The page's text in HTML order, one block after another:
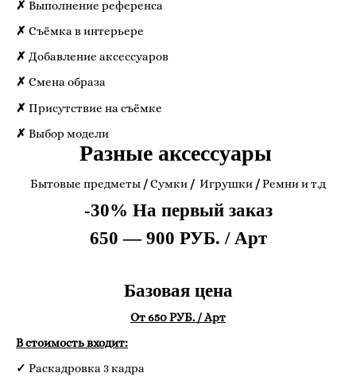
✗ Выполнение референса
✗ Съёмка в интерьере
✗ Добавление аксессуаров
✗ Смена образа
✗ Присутствие на съёмке
✗ Выбор модели
Разные аксессуары
Бытовые предметы /Сумки / Игрушки /Ремни и т.д
-30% На первый заказ
650 — 900 РУБ. / Арт
Базовая цена
От 650 РУБ. / Арт
В стоимость входит:
✓ Раскадровка 3 кадра